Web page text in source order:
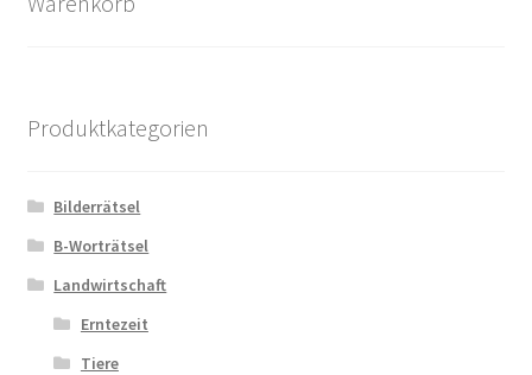
Produktkategorien
Bilderrätsel
B-Worträtsel
Landwirtschaft
Erntezeit
Tiere